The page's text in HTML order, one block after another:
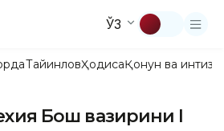
ЎЗ
ТайинловҲодисаҚонун ва
Бош вазирини I